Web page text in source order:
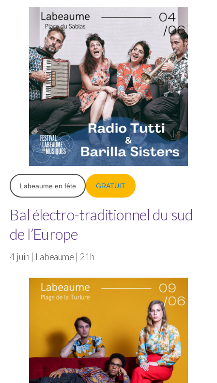
Labeaume en fête GRATUIT
Bal électro-traditionnel du sud
de l’Europe
4 juin | Labeaume | 21h